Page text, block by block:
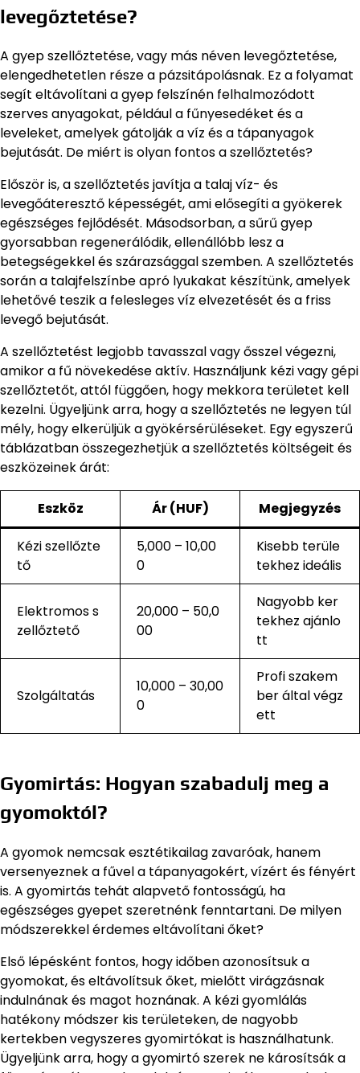
levegőztetése?
A gyep szellőztetése, vagy más néven levegőztetése,
elengedhetetlen része a pázsitápolásnak. Ez a folyamat
segít eltávolítani a gyep felszínén felhalmozódott
szerves anyagokat, például a fűnyesedéket és a
leveleket, amelyek gátolják a víz és a tápanyagok
bejutását. De miért is olyan fontos a szellőztetés?
Először is, a szellőztetés javítja a talaj víz- és
levegőáteresztő képességét, ami elősegíti a gyökerek
egészséges fejlődését. Másodsorban, a sűrű gyep
gyorsabban regenerálódik, ellenállóbb lesz a
betegségekkel és szárazsággal szemben. A szellőztetés
során a talajfelszínbe apró lyukakat készítünk, amelyek
lehetővé teszik a felesleges víz elvezetését és a friss
levegő bejutását.
A szellőztetést legjobb tavasszal vagy ősszel végezni,
amikor a fű növekedése aktív. Használjunk kézi vagy gépi
szellőztetőt, attól függően, hogy mekkora területet kell
kezelni. Ügyeljünk arra, hogy a szellőztetés ne legyen túl
mély, hogy elkerüljük a gyökérsérüléseket. Egy egyszerű
táblázatban összegezhetjük a szellőztetés költségeit és
eszközeinek árát:
Eszköz Ár (HUF) Megjegyzés
Kézi szellőzte
tő
5,000 – 10,00
0
Kisebb terüle
tekhez ideális
Elektromos s
zellőztető
20,000 – 50,0
00
Nagyobb ker
tekhez ajánlo
tt
Szolgáltatás
10,000 – 30,00
0
Profi szakem
ber által végz
ett
Gyomirtás: Hogyan szabadulj meg a
gyomoktól?
A gyomok nemcsak esztétikailag zavaróak, hanem
versenyeznek a fűvel a tápanyagokért, vízért és fényért
is. A gyomirtás tehát alapvető fontosságú, ha
egészséges gyepet szeretnénk fenntartani. De milyen
módszerekkel érdemes eltávolítani őket?
Első lépésként fontos, hogy időben azonosítsuk a
gyomokat, és eltávolítsuk őket, mielőtt virágzásnak
indulnának és magot hoznának. A kézi gyomlálás
hatékony módszer kis területeken, de nagyobb
kertekben vegyszeres gyomirtókat is használhatunk.
Ügyeljünk arra, hogy a gyomirtó szerek ne károsítsák a